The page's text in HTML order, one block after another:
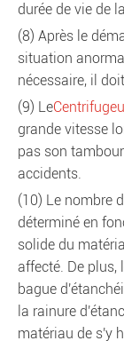
durée de vie de
(8) Après le
situation
nécessaire, il
(9) Le
grande vitesse
pas son
accidents.
(10) Le nombre
déterminé en
solide du
affecté. De plus,
bague
la rainure
matériau de s'y